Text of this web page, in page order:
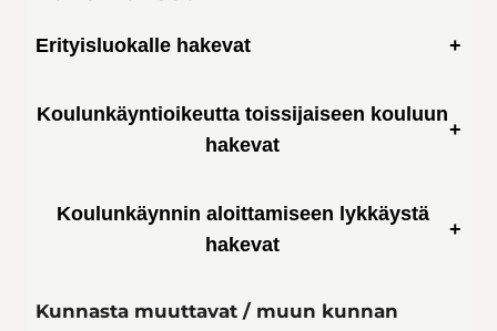
Erityisluokalle hakevat
Koulunkäyntioikeutta toissijaiseen kouluun
hakevat
Koulunkäynnin aloittamiseen lykkäystä
hakevat
Kunnasta muuttavat / muun kunnan